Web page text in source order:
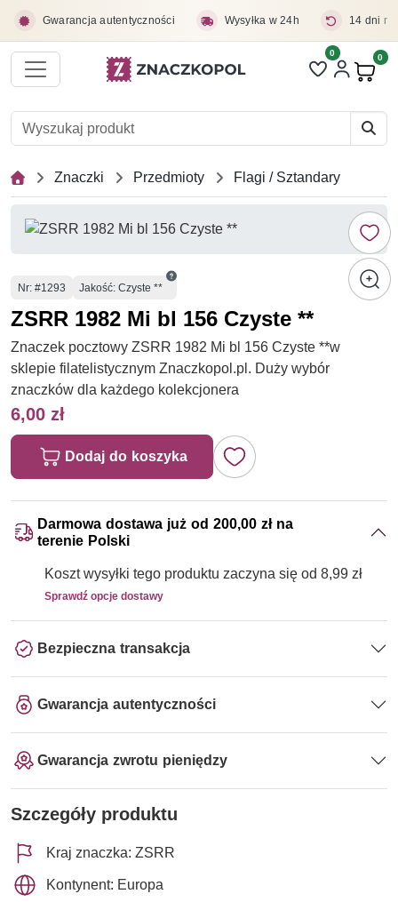
Gwarancja autentyczności Wysyłka w 24h 14 dni
Liczba pozycji
0 0
Znaczki Przedmioty Flagi / Sztandary
Numer
Nr: #1293 Jakość: Czyste **
ZSRR 1982 Mi bl 156 Czyste **
Znaczek pocztowy ZSRR 1982 Mi bl 156 Czyste **w
sklepie filatelistycznym Znaczkopol.pl. Duży wybór
znaczków dla każdego kolekcjonera
6,00 zł
Dodaj do koszyka
Darmowa dostawa już od 200,00 zł na
terenie Polski
Koszt wysyłki tego produktu zaczyna się od 8,99 zł
Sprawdź opcje dostawy
Bezpieczna transakcja
Gwarancja autentyczności
Gwarancja zwrotu pieniędzy
Szczegóły produktu
Kraj znaczka: ZSRR
Kontynent: Europa